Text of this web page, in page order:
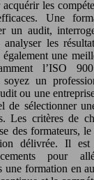
les
Une
un audit,
analyser les
une
l’ISO
un
ou une
de sélectionner
Les critères de
des formateurs,
délivrée. Il est
pour
une formation en